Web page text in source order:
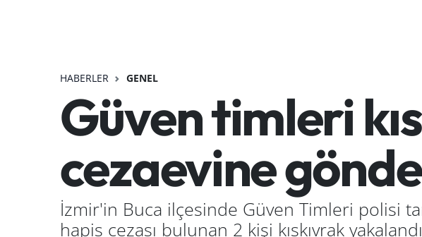
HABERLER GENEL
Güven timleri
cezaevine
İzmir'in Buca ilçesinde Güven Timleri polisi
hapis cezası bulunan 2 kişi kıskıvrak